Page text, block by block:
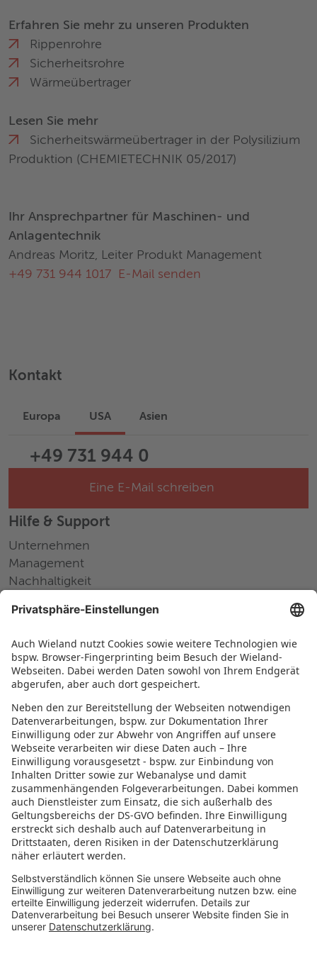
Erfahren Sie mehr zu unseren Produkten
Rippenrohre
Sicherheitsrohre
Wärmeübertrager
Lesen Sie mehr
Sicherheitswärmeübertrager in der Polysilizium
Produktion (CHEMIETECHNIK 05/2017)
Ihr Ansprechpartner für Maschinen- und
Anlagentechnik
Andreas Moritz, Leiter Produkt Management
+49 731 944 1017
E-Mail senden
Kontakt
Europa USA Asien
+49 731 944 0
Eine E-Mail schreiben
Hilfe & Support
Unternehmen
Management
Nachhaltigkeit
Messen und Events
Karriere
Arbeiten bei Wieland
Jobs Europa
Jobs Nordamerika
Jobs Asien
RECHTLICHES
Datenschutz
Impressum
Governance
Nutzungsbedingungen